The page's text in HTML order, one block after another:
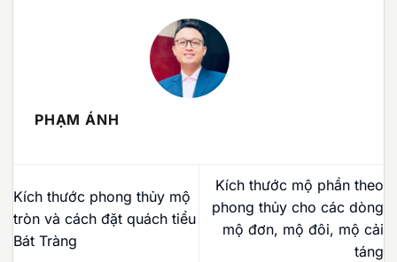
PHẠM ÁNH
Kích thước phong thủy mộ
tròn và cách đặt quách tiểu
Bát Tràng
Kích thước mộ phần theo
phong thủy cho các dòng
mộ đơn, mộ đôi, mộ cải
táng